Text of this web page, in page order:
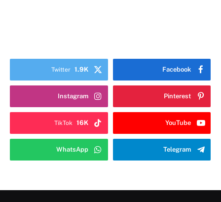
Facebook
Twitter 1.9K
Pinterest
Instagram
YouTube
TikTok 16K
Telegram
WhatsApp